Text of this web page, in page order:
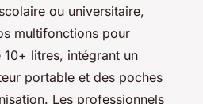
ou universitaire,
multifonctions pour
litres, intégrant un
portable et des poches
Les professionnels